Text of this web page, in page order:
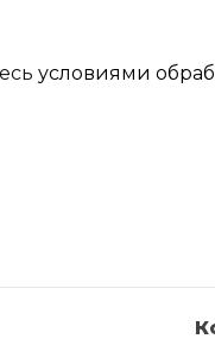
условиями